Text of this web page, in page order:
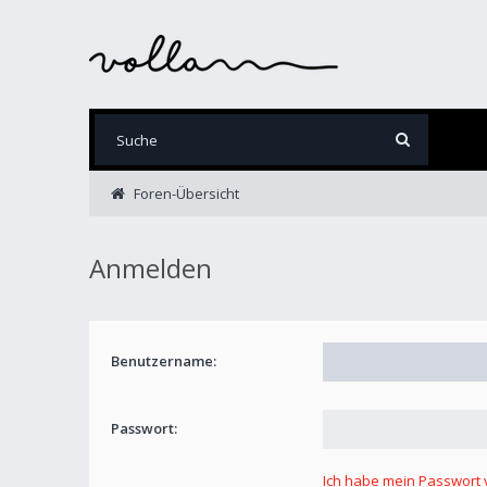
Foren-Übersicht
Anmelden
Benutzername:
Passwort:
Ich habe mein Passwort